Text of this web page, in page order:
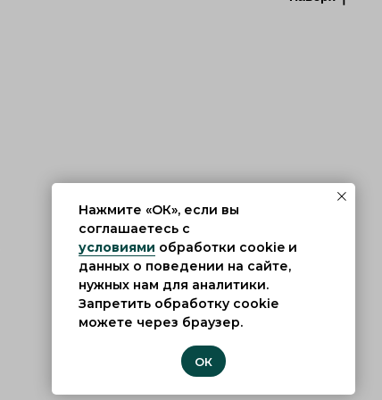
Нажмите «ОК», если вы
соглашаетесь с
условиями обработки cookie и
данных о поведении на сайте,
нужных нам для аналитики.
Запретить обработку cookie
можете через браузер.
ОК